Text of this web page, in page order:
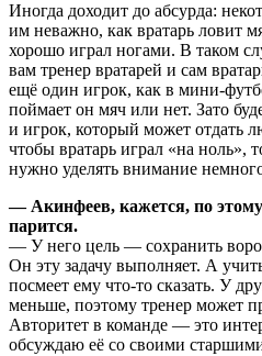
Иногда доходит до абсурда:
им неважно, как вратарь ловит
хорошо играл ногами. В таком
вам тренер вратарей и сам
ещё один игрок, как в мини-
поймает он мяч или нет. Зато
и игрок, который может отдать
чтобы вратарь играл «на ноль»,
нужно уделять внимание
— Акинфеев, кажется, по
парится.
— У него цель — сохранить
Он эту задачу выполняет. А
посмеет ему что-то сказать. У
меньше, поэтому тренер может
Авторитет в команде — это
обсуждаю её со своими